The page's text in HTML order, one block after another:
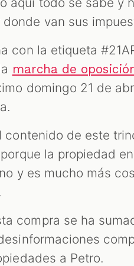
van sus
con la etiqueta
marcha de
domingo 21 de
contenido de este
la propiedad
y es mucho más
compra se ha
a Petro.